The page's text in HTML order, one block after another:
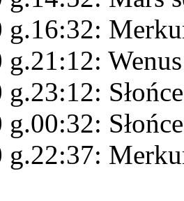
g.16:32:
g.21:12:
g.22:37: